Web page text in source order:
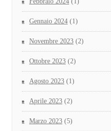
Gennaio 2024 (1)
Novembre 2023 (2)
Ottobre 2023 (2)
Agosto 2023 (1)
Aprile 2023 (2)
Marzo 2023 (5)